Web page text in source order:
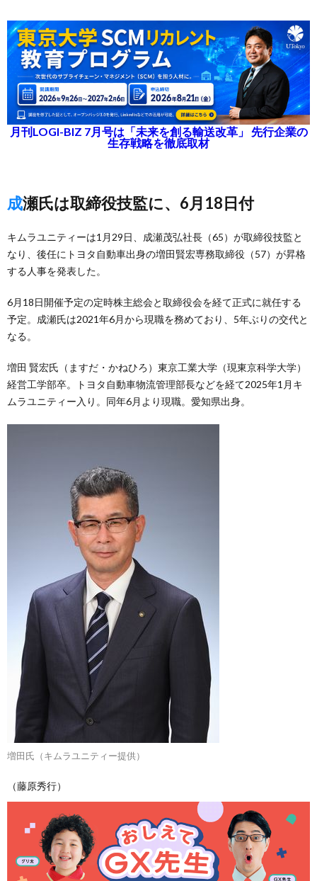
月刊LOGI-BIZ 7月号は「未来を創る輸送改革」 先行企業の
生存戦略を徹底取材
成瀬氏は取締役技監に、6月18日付
キムラユニティーは1月29日、成瀬茂弘社長（65）が取締役技監と
なり、後任にトヨタ自動車出身の増田賢宏専務取締役（57）が昇格
する人事を発表した。
6月18日開催予定の定時株主総会と取締役会を経て正式に就任する
予定。成瀬氏は2021年6月から現職を務めており、5年ぶりの交代と
なる。
増田 賢宏氏（ますだ・かねひろ）東京工業大学（現東京科学大学）
経営工学部卒。トヨタ自動車物流管理部長などを経て2025年1月キ
ムラユニティー入り。同年6月より現職。愛知県出身。
増田氏（キムラユニティー提供）
（藤原秀行）